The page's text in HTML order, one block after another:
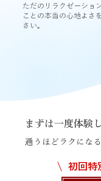
ただのリラクゼーショ
ことの本当の心地よさ
さい。
まずは一度体験
通うほどラクにな
\ 初回特